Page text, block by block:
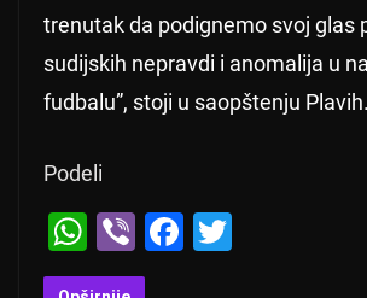
trenutak da podignemo svoj glas
sudijskih nepravdi i anomalija u
fudbalu”, stoji u saopštenju Plavih.
Podeli
W
h
Vi
b
F